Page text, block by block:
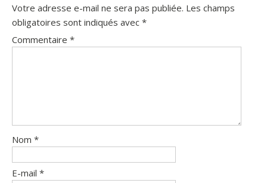
Votre adresse e-mail ne sera pas publiée. Les champs
obligatoires sont indiqués avec *
Commentaire *
Nom *
E-mail *